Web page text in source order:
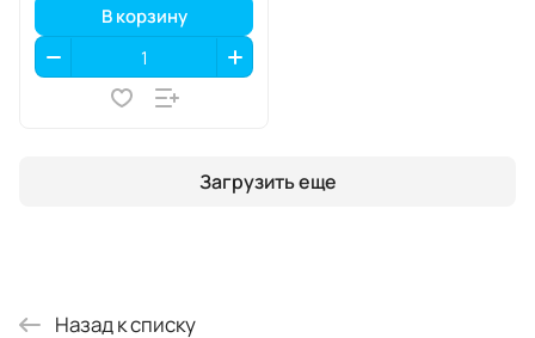
В корзину
Загрузить еще
Назад к списку